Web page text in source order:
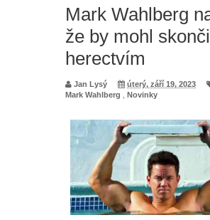
skončit s herectvím
Mark Wahlberg
že by mohl
herectvím
Jan Lysý
úterý, září 19, 2023
Mark Wahlberg
Novinky